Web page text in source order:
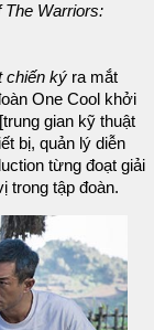
The Warriors:
chiến ký ra mắt
One Cool khởi
gian kỹ thuật
bị, quản lý diễn
từng đoạt giải
trong tập đoàn.